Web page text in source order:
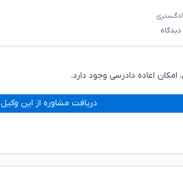
دیدگاه
اعاده دادرسی وجود دارد.
دریافت مشاوره از این وکیل